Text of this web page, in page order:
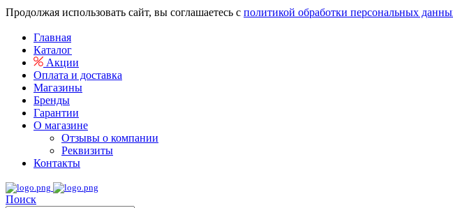
Продолжая использовать сайт, вы соглашаетесь с политикой обработки персональных
Главная
Каталог
Акции
Оплата и доставка
Магазины
Бренды
Гарантии
О магазине
Отзывы о компании
Реквизиты
Контакты
Поиск